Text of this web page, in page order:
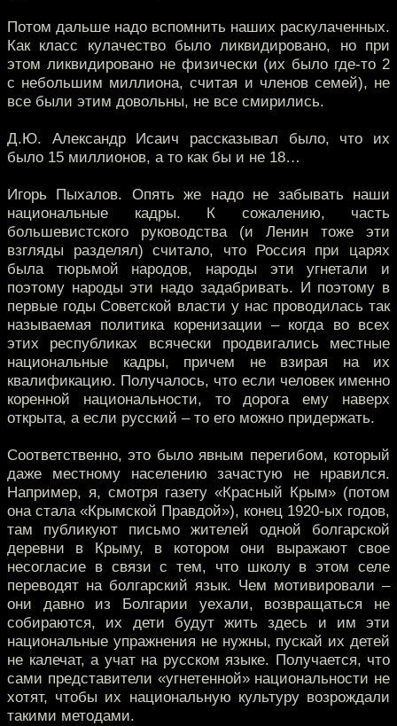
Потом дальше надо вспомнить наших раскулаченных.
Как класс кулачество было ликвидировано, но при
этом ликвидировано не физически (их было где-то 2
с небольшим миллиона, считая и членов семей), не
все были этим довольны, не все смирились.
Д.Ю. Александр Исаич рассказывал было, что их
было 15 миллионов, а то как бы и не 18…
Игорь Пыхалов. Опять же надо не забывать наши
национальные кадры. К сожалению, часть
большевистского руководства (и Ленин тоже эти
взгляды разделял) считало, что Россия при царях
была тюрьмой народов, народы эти угнетали и
поэтому народы эти надо задабривать. И поэтому в
первые годы Советской власти у нас проводилась так
называемая политика коренизации – когда во всех
этих республиках всячески продвигались местные
национальные кадры, причем не взирая на их
квалификацию. Получалось, что если человек именно
коренной национальности, то дорога ему наверх
открыта, а если русский – то его можно придержать.
Соответственно, это было явным перегибом, который
даже местному населению зачастую не нравился.
Например, я, смотря газету «Красный Крым» (потом
она стала «Крымской Правдой»), конец 1920-ых годов,
там публикуют письмо жителей одной болгарской
деревни в Крыму, в котором они выражают свое
несогласие в связи с тем, что школу в этом селе
переводят на болгарский язык. Чем мотивировали –
они давно из Болгарии уехали, возвращаться не
собираются, их дети будут жить здесь и им эти
национальные упражнения не нужны, пускай их детей
не калечат, а учат на русском языке. Получается, что
сами представители «угнетенной» национальности не
хотят, чтобы их национальную культуру возрождали
такими методами.